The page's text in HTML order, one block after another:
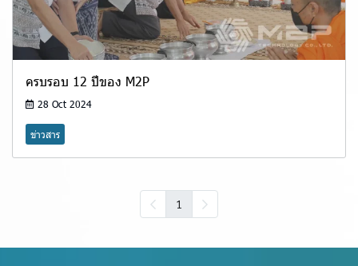
ครบรอบ 12 ปีของ M2P
28 Oct 2024
ข่าวสาร
1